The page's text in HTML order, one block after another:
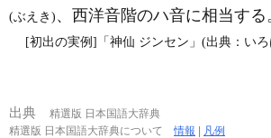
(ぶえき)、西洋音階のハ音に相当する
[初出の実例]「神仙 ジンセン」(出典：いろ
出典
精選版 日本国語大辞典
精選版 日本国語大辞典について情報 凡例